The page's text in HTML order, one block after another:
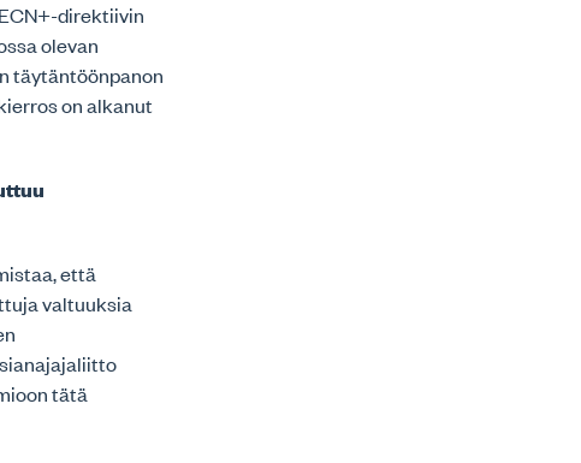
direktiivin
olevan
täytäntöönpanon
on alkanut
että
valtuuksia
tätä